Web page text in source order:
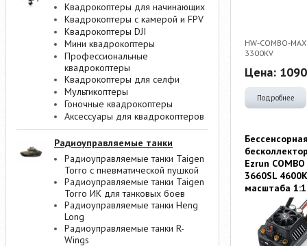
Квадрокоптеры для начинающих
Квадрокоптеры с камерой и FPV
Квадрокоптеры DJI
Мини квадрокоптеры
Профессиональные
квадрокоптеры
Квадрокоптеры для селфи
Мультикоптеры
Гоночные квадрокоптеры
Аксессуары для квадрокоптеров
Радиоуправляемые танки
Радиоуправляемые танки Taigen
Torro с пневматической пушкой
Радиоуправляемые танки Taigen
Torro ИК для танковых боев
Радиоуправляемые танки Heng
Long
Радиоуправляемые танки R-
Wings
HW-COMBO-
3300KV
Цена:
Подробнее
Ezrun
3660SL
масштаба